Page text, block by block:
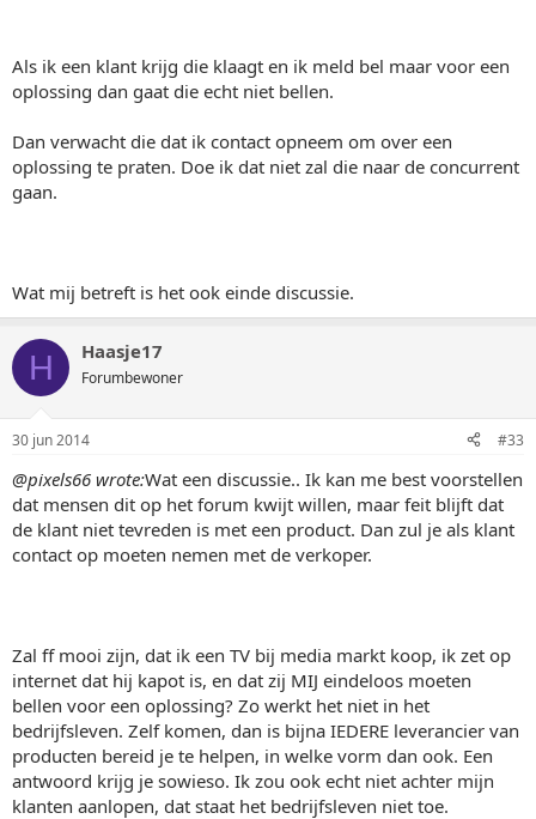
Als ik een klant krijg die klaagt en ik meld bel maar voor een
oplossing dan gaat die echt niet bellen.
Dan verwacht die dat ik contact opneem om over een
oplossing te praten. Doe ik dat niet zal die naar de concurrent
gaan.
Wat mij betreft is het ook einde discussie.
H Haasje17
Forumbewoner
30 jun 2014 #33
@pixels66 wrote:Wat een discussie.. Ik kan me best voorstellen
dat mensen dit op het forum kwijt willen, maar feit blijft dat
de klant niet tevreden is met een product. Dan zul je als klant
contact op moeten nemen met de verkoper.
Zal ff mooi zijn, dat ik een TV bij media markt koop, ik zet op
internet dat hij kapot is, en dat zij MIJ eindeloos moeten
bellen voor een oplossing? Zo werkt het niet in het
bedrijfsleven. Zelf komen, dan is bijna IEDERE leverancier van
producten bereid je te helpen, in welke vorm dan ook. Een
antwoord krijg je sowieso. Ik zou ook echt niet achter mijn
klanten aanlopen, dat staat het bedrijfsleven niet toe.